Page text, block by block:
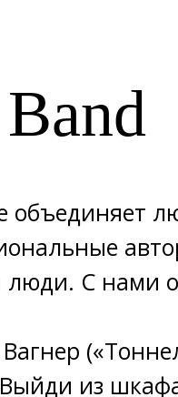
объединяет
С нами
из